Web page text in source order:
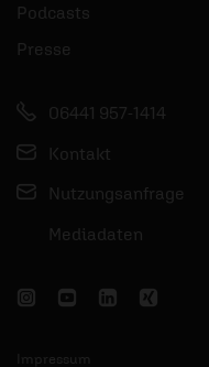
Podcasts
Presse
06441 957-1414
Kontakt
Nutzungsanfrage
Mediadaten
Impressum